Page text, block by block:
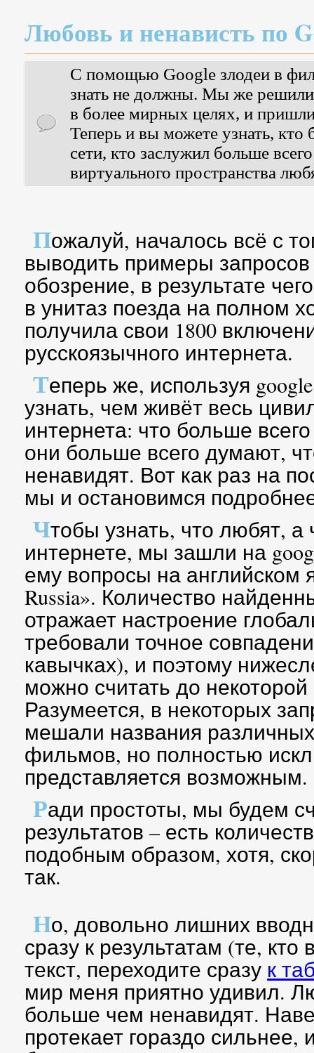
Любовь и ненависть по
С помощью Google злодеи в
знать не должны. Мы же решили
в более мирных целях, и
Теперь и вы можете узнать, кто
сети, кто заслужил больше
виртуального пространства
Пожалуй, началось всё с
выводить примеры
обозрение, в результате
в унитаз поезда на полном
получила свои 1800
русскоязычного интернета.
Теперь же, используя
узнать, чем живёт весь
интернета: что больше
они больше всего думают,
ненавидят. Вот как раз на
мы и остановимся
Чтобы узнать, что любят,
интернете, мы зашли на
ему вопросы на английском
Russia». Количество
отражает настроение
требовали точное
кавычках), и поэтому
можно считать до
Разумеется, в некоторых
мешали названия
фильмов, но полностью
представляется возможным.
Ради простоты, мы будем
результатов – есть
подобным образом, хотя,
так.
Но, довольно лишних
сразу к результатам (те,
текст, переходите сразу к
мир меня приятно удивил.
больше чем ненавидят.
протекает гораздо